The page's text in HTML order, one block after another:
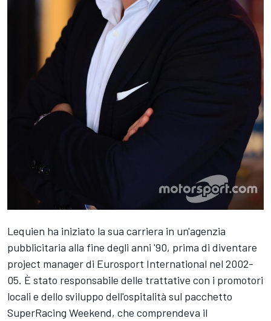
Lequien ha iniziato la sua carriera in un'agenzia
pubblicitaria alla fine degli anni '90, prima di diventare
project manager di Eurosport International nel 2002-
05. È stato responsabile delle trattative con i promotori
locali e dello sviluppo dell'ospitalità sul pacchetto
SuperRacing Weekend, che comprendeva il